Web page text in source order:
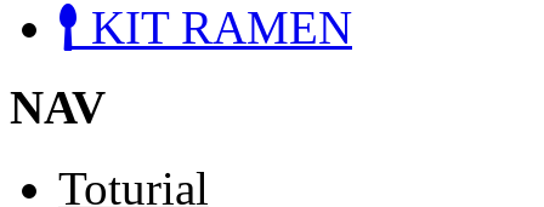
KIT RAMEN
NAV
Toturial